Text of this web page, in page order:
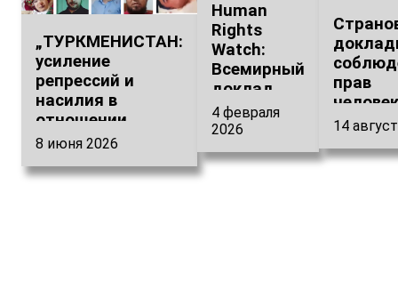
„ТУРКМЕНИСТАН:
усиление
репрессий и
насилия в
отношении
инакомыслящих.
за пытки, смерть
8 июня 2026
Human
Rights
Watch:
Всемирный
доклад
2026
4 февраля
2026
прав
2024
14